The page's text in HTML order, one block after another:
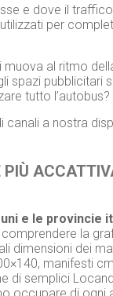
e dove il
per
muova al ritmo
spazi pubblicitari
tutto l’autobus?
canali a nostra
PIÙ
e le provincie
la
dimensioni dei
manifesti cm
di semplici